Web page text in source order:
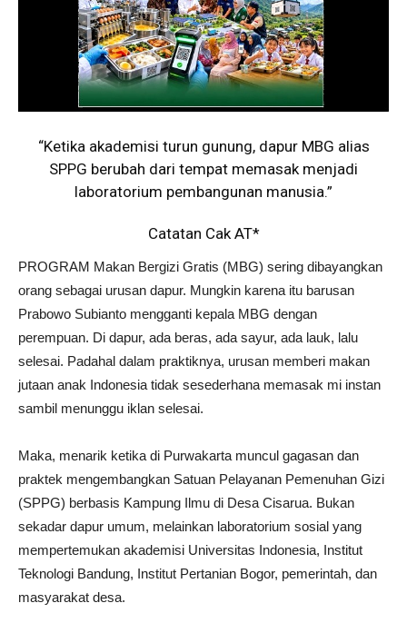
“Ketika akademisi turun gunung, dapur MBG alias
SPPG berubah dari tempat memasak menjadi
laboratorium pembangunan manusia.”
Catatan Cak AT*
PROGRAM Makan Bergizi Gratis (MBG) sering dibayangkan
orang sebagai urusan dapur. Mungkin karena itu barusan
Prabowo Subianto mengganti kepala MBG dengan
perempuan. Di dapur, ada beras, ada sayur, ada lauk, lalu
selesai. Padahal dalam praktiknya, urusan memberi makan
jutaan anak Indonesia tidak sesederhana memasak mi instan
sambil menunggu iklan selesai.
Maka, menarik ketika di Purwakarta muncul gagasan dan
praktek mengembangkan Satuan Pelayanan Pemenuhan Gizi
(SPPG) berbasis Kampung Ilmu di Desa Cisarua. Bukan
sekadar dapur umum, melainkan laboratorium sosial yang
mempertemukan akademisi Universitas Indonesia, Institut
Teknologi Bandung, Institut Pertanian Bogor, pemerintah, dan
masyarakat desa.